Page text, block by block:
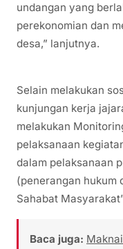
undangan yang
perekonomian dan
desa,” lanjutnya.
Selain melakukan
kunjungan kerja
melakukan
pelaksanaan
dalam pelaksanaan
(penerangan hukum
Sahabat
Baca juga: